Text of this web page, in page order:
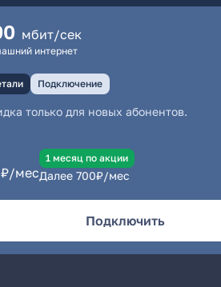
мбит/сек
интернет
Подключение
только для новых абонентов.
₽/мес
1 месяц по акции
Далее 700₽/мес
Подключить